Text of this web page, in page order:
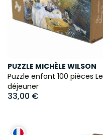
PUZZLE MICHÈLE WILSON
Puzzle enfant 100 pièces Le
déjeuner
33,00 €